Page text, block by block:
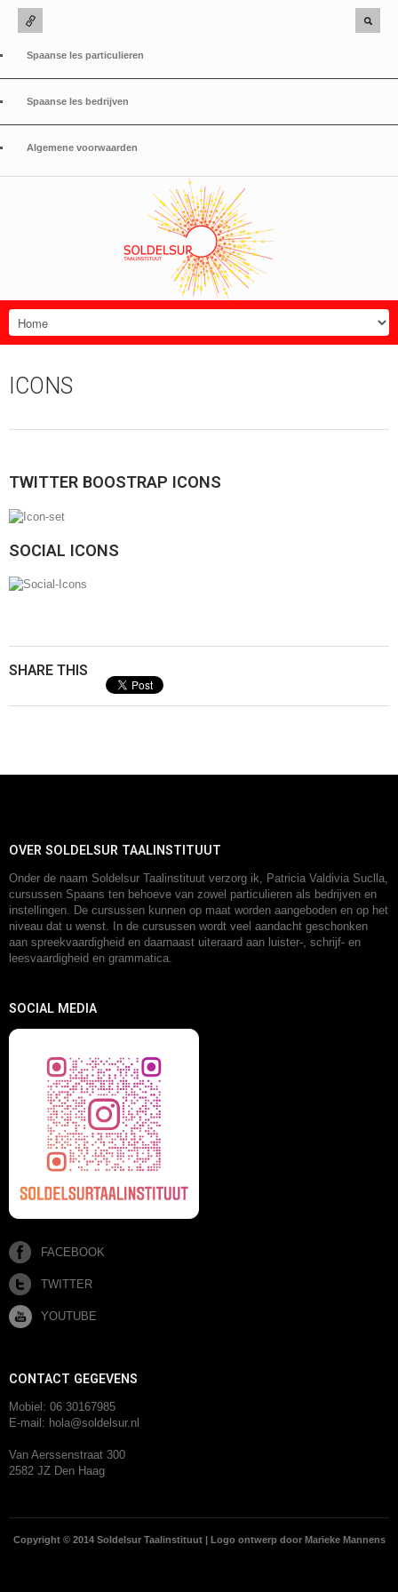
Spaanse les particulieren
Spaanse les bedrijven
Algemene voorwaarden
ICONS
TWITTER BOOSTRAP ICONS
SOCIAL ICONS
SHARE THIS
OVER SOLDELSUR TAALINSTITUUT
Onder de naam Soldelsur Taalinstituut verzorg ik, Patricia Valdivia Suclla,
cursussen Spaans ten behoeve van zowel particulieren als bedrijven en
instellingen. De cursussen kunnen op maat worden aangeboden en op het
niveau dat u wenst. In de cursussen wordt veel aandacht geschonken
aan spreekvaardigheid en daarnaast uiteraard aan luister-, schrijf- en
leesvaardigheid en grammatica.
SOCIAL MEDIA
FACEBOOK
TWITTER
YOUTUBE
CONTACT GEGEVENS
Mobiel: 06 30167985
E-mail: hola@soldelsur.nl
Van Aerssenstraat 300
2582 JZ Den Haag
Copyright © 2014 Soldelsur Taalinstituut | Logo ontwerp door Marieke Mannens